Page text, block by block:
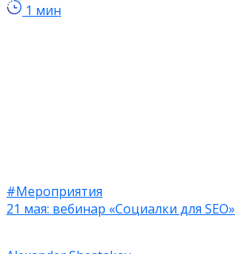
1 мин
#Мероприятия
21 мая: вебинар «Социалки для SEO»